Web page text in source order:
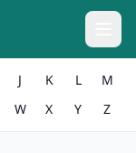
J K L
M
W X Y Z